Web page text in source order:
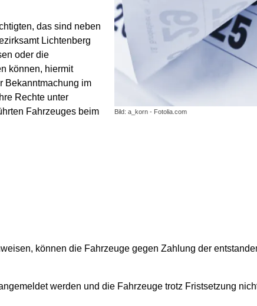
Bild: a_korn - Fotolia.com
das sind neben
Lichtenberg
oder die
können, hiermit
Bekanntmachung im
Rechte unter
Fahrzeuges beim
können die Fahrzeuge gegen Zahlung der
werden und die Fahrzeuge trotz Fristsetzung